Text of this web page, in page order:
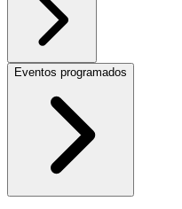
Eventos programados